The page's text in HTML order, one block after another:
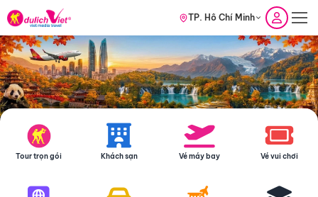
TP. Hồ Chí Minh
Tour trọn gói Khách sạn Vé máy bay Vé vui chơi